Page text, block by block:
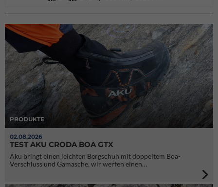
PRODUKTE
02.08.2026
TEST AKU CRODA BOA GTX
Aku bringt einen leichten Bergschuh mit doppeltem Boa-
Verschluss und Gamasche, wir werfen einen…